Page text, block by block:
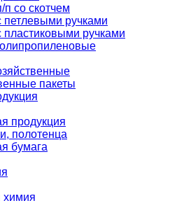
п со скотчем
петлевыми ручками
пластиковыми ручками
пакеты
продукция
полотенца
бумага
химия